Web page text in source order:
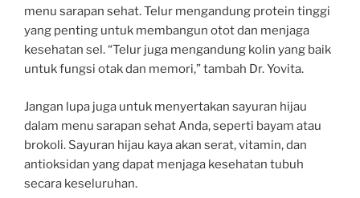
menu sarapan sehat. Telur mengandung protein tinggi
yang penting untuk membangun otot dan menjaga
kesehatan sel. “Telur juga mengandung kolin yang baik
untuk fungsi otak dan memori,” tambah Dr. Yovita.
Jangan lupa juga untuk menyertakan sayuran hijau
dalam menu sarapan sehat Anda, seperti bayam atau
brokoli. Sayuran hijau kaya akan serat, vitamin, dan
antioksidan yang dapat menjaga kesehatan tubuh
secara keseluruhan.